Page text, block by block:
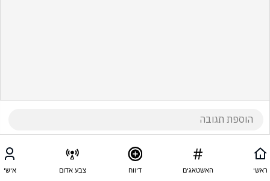
ראשי האשטאגים דיווח צבע אדום אישי